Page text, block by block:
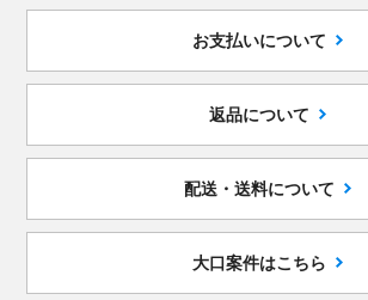
お支払いについて
返品について
配送・送料について
大口案件はこちら